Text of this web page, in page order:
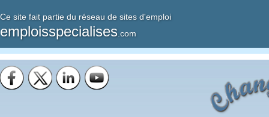
Ce site fait partie du réseau de sites d'emploi
emploisspecialises .com